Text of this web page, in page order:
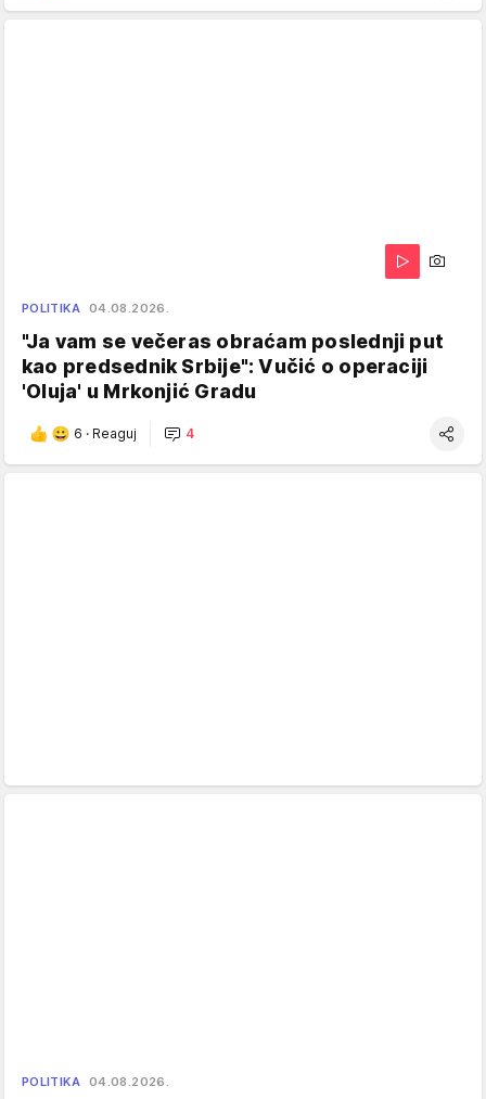
POLITIKA 04.08.2026.
"Ja vam se večeras obraćam poslednji put
kao predsednik Srbije": Vučić o operaciji
'Oluja' u Mrkonjić Gradu
6 · Reaguj 4
POLITIKA 04.08.2026.